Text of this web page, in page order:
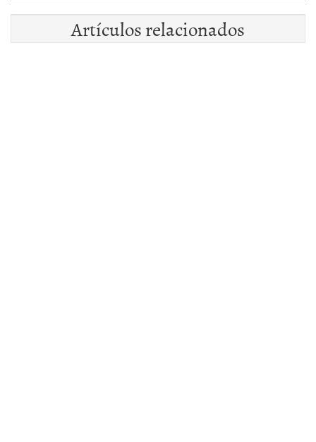
Artículos relacionados